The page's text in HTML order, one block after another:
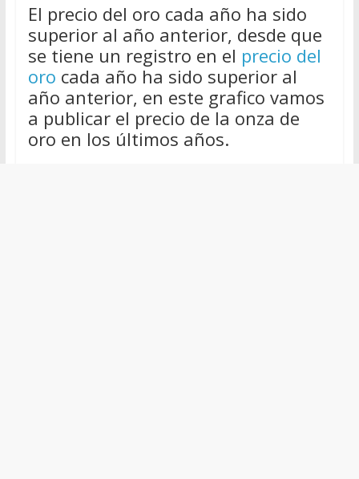
El precio del oro cada año ha sido
superior al año anterior, desde que
se tiene un registro en el precio del
oro cada año ha sido superior al
año anterior, en este grafico vamos
a publicar el precio de la onza de
oro en los últimos años.